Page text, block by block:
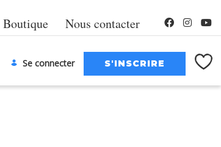
Boutique Nous contacter
Se connecter